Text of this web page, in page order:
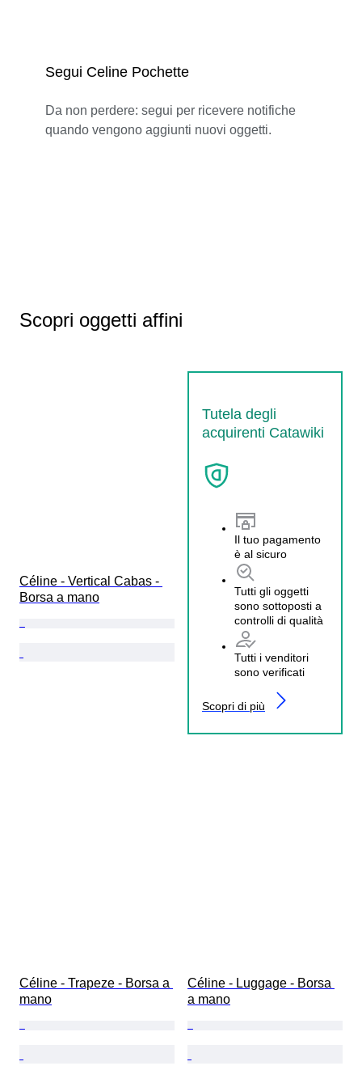
Segui Celine Pochette
Da non perdere: segui per ricevere notifiche
quando vengono aggiunti nuovi oggetti.
Scopri oggetti affini
Tutela degli
acquirenti Catawiki
Il tuo pagamento
è al sicuro
Tutti gli oggetti
sono sottoposti a
controlli di qualità
Tutti i venditori
sono verificati
Scopri di più
Céline - Vertical Cabas -
Borsa a mano
Céline - Trapeze - Borsa a
mano
Céline - Luggage - Borsa
a mano